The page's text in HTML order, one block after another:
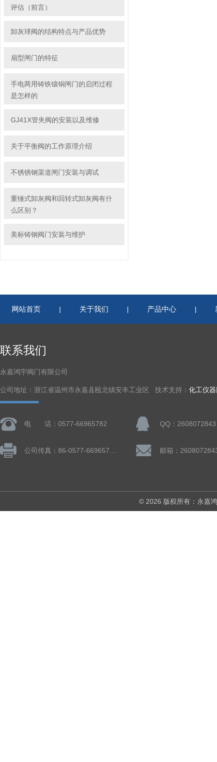
评估（前言）
卸灰球阀的结构特点与产品优势
扇型闸门的特征
手电两用铸铁镶铜闸门的启闭过程
是怎样的
GJ41X管夹阀的安装以及维修
关于平衡阀的工作原理介绍
不锈锈钢渠道闸门安装与调试
重锤式卸灰阀和回转式卸灰阀有什
么区别？
美标铸钢阀门安装与维护
网站首页 | 关于我们 | 产品中心 |
联系我们
永嘉鸿宇阀门有限公司
公司地址：浙江省温州市永嘉县瓯北镇安丰工业区 技术支持： 化工仪
电 话：0577-66965782 QQ：2608072843
邮箱：
© 2026 版权所有：永嘉